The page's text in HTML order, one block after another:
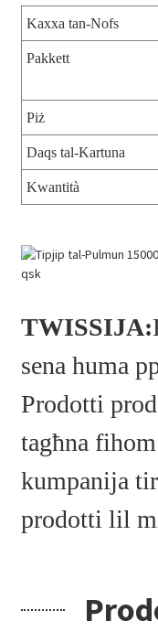
Kaxxa tan-Nofs
Pakkett
Piż
Daqs tal-Kartuna
Kwantità
TWISSIJA:
sena huma
Prodotti
tagħna
kumpanija
prodotti lil